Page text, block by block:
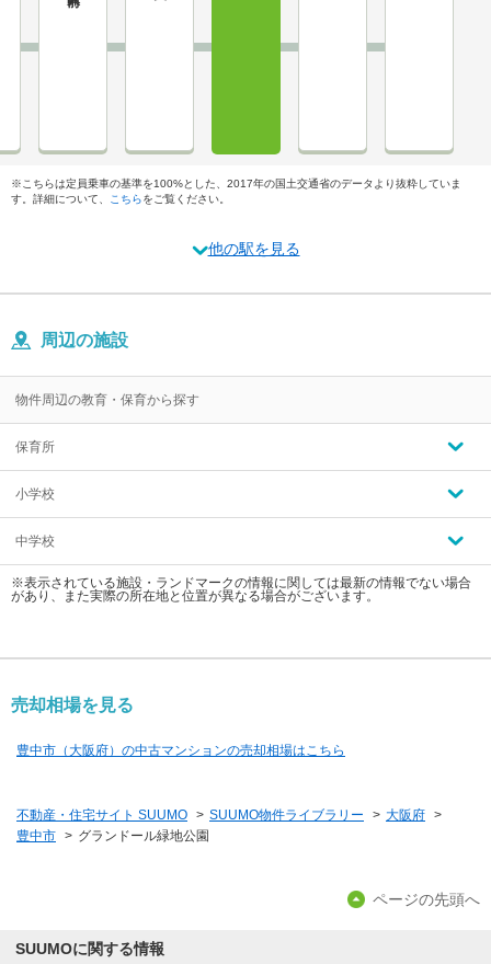
※こちらは定員乗車の基準を100%とした、2017年の国土交通省のデータより抜粋していま
す。詳細について、
こちらをご覧ください。
他の駅を見る
周辺の施設
物件周辺の教育・保育から探す
保育所
小学校
中学校
※表示されている施設・ランドマークの情報に関しては最新の情報でない場合
があり、また実際の所在地と位置が異なる場合がございます。
売却相場を見る
豊中市（大阪府）の中古マンションの売却相場はこちら
不動産・住宅サイト SUUMO > SUUMO物件ライブラリー > 大阪府 >
豊中市 > グランドール緑地公園
ページの先頭へ
SUUMOに関する情報